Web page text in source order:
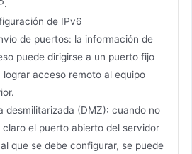
de IPv6
de puertos: la información de
puede dirigirse a un puerto fijo
lograr acceso remoto al equipo
desmilitarizada (DMZ): cuando no
claro el puerto abierto del servidor
que se debe configurar, se puede